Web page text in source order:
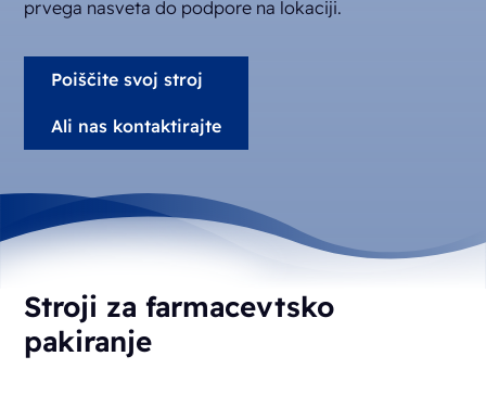
prvega nasveta do podpore na lokaciji.
Poiščite svoj stroj
Ali nas kontaktirajte
Stroji za farmacevtsko
pakiranje